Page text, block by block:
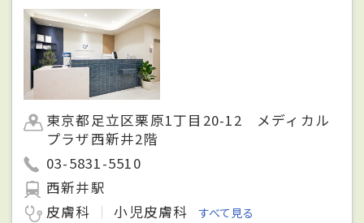
東京都足立区栗原1丁目20-12 メディカル
プラザ西新井2階
03-5831-5510
西新井駅
皮膚科
小児皮膚科 すべて見る